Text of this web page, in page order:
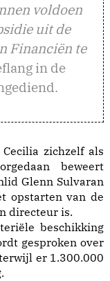
voldoen
uit de
Financiën te
in de
zichzelf als
beweert
Glenn Sulvaran
opstarten van de
directeur is.
beschikking
gesproken over
er 1.300.000